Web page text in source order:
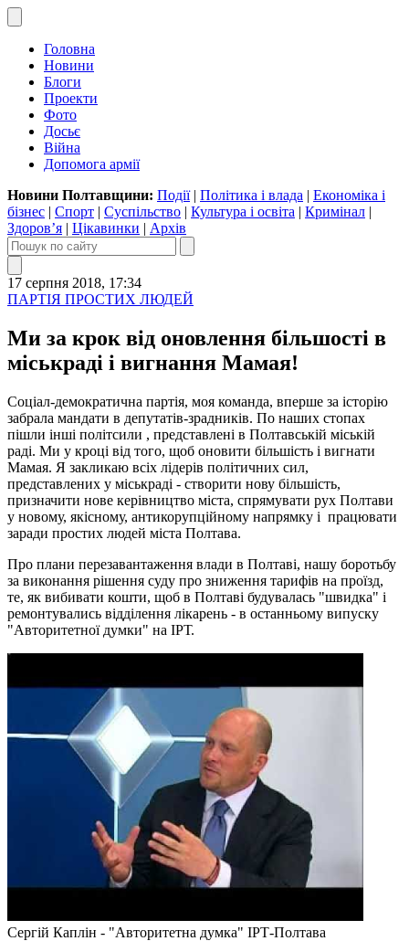
Головна
Новини
Блоги
Проекти
Фото
Досьє
Війна
Допомога армії
Новини Полтавщини: Події| Політика і влада | Економіка і
бізнес | Спорт | Суспільство | Культура і освіта | Кримінал |
Здоров’я | Цікавинки | Архів
17 серпня 2018, 17:34
ПАРТІЯ ПРОСТИХ ЛЮДЕЙ
Ми за крок від оновлення більшості в
міськраді і вигнання Мамая!
Соціал-демократична партія, моя команда, вперше за історію
забрала мандати в депутатів-зрадників. По наших стопах
пішли інші політсили , представлені в Полтавській міській
раді. Ми у кроці від того, щоб оновити більшість і вигнати
Мамая. Я закликаю всіх лідерів політичних сил,
представлених у міськраді - створити нову більшість,
призначити нове керівництво міста, спрямувати рух Полтави
у новому, якісному, антикорупційному напрямку і працювати
заради простих людей міста Полтава.
Про плани перезавантаження влади в Полтаві, нашу боротьбу
за виконання рішення суду про зниження тарифів на проїзд,
те, як вибивати кошти, щоб в Полтаві будувалась "швидка" і
ремонтувались відділення лікарень - в останньому випуску
"Авторитетної думки" на ІРТ.
Сергій Каплін - "Авторитетна думка" ІРТ-Полтава